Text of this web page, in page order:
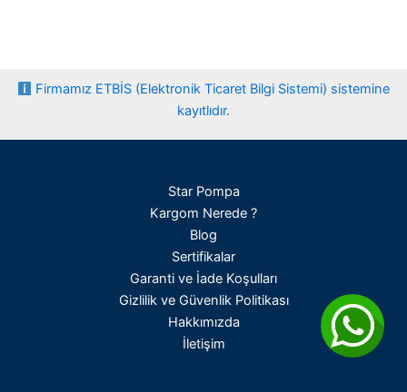
Firmamız ETBİS (Elektronik Ticaret Bilgi Sistemi) sistemine
kayıtlıdır.
Star Pompa
Kargom Nerede ?
Blog
Sertifikalar
Garanti ve İade Koşulları
Gizlilik ve Güvenlik Politikası
Hakkımızda
İletişim